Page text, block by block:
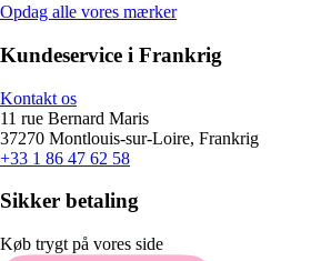
Opdag alle vores mærker
Kundeservice i Frankrig
Kontakt os
11 rue Bernard Maris
37270 Montlouis-sur-Loire, Frankrig
+33 1 86 47 62 58
Sikker betaling
Køb trygt på vores side